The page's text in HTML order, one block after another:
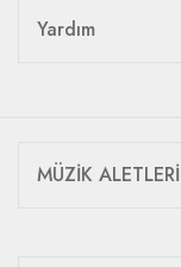
Yardım
MÜZİK ALETLERİ